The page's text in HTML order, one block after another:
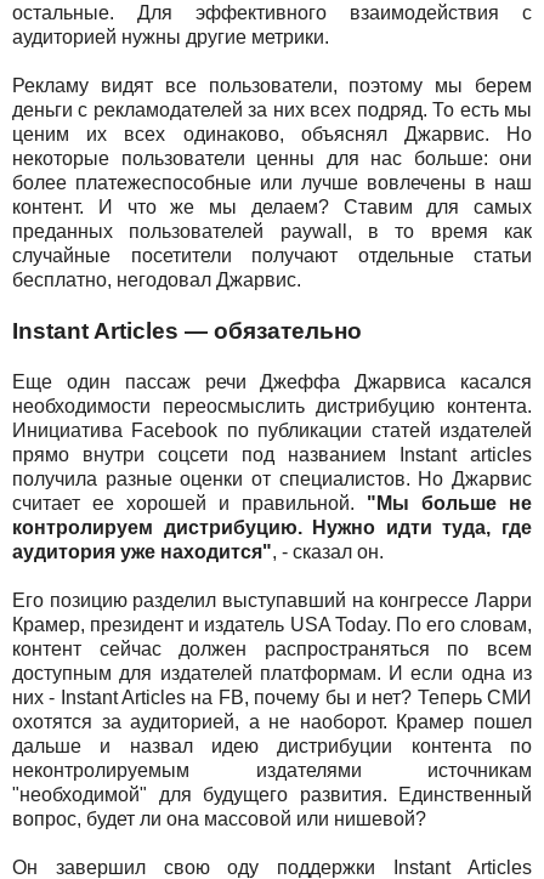
остальные. Для эффективного взаимодействия с
аудиторией нужны другие метрики.
Рекламу видят все пользователи, поэтому мы берем
деньги с рекламодателей за них всех подряд. То есть мы
ценим их всех одинаково, объяснял Джарвис. Но
некоторые пользователи ценны для нас больше: они
более платежеспособные или лучше вовлечены в наш
контент. И что же мы делаем? Ставим для самых
преданных пользователей paywall, в то время как
случайные посетители получают отдельные статьи
бесплатно, негодовал Джарвис.
Instant Articles — обязательно
Еще один пассаж речи Джеффа Джарвиса касался
необходимости переосмыслить дистрибуцию контента.
Инициатива Facebook по публикации статей издателей
прямо внутри соцсети под названием Instant articles
получила разные оценки от специалистов. Но Джарвис
считает ее хорошей и правильной. "Мы больше не
контролируем дистрибуцию. Нужно идти туда, где
аудитория уже находится", - сказал он.
Его позицию разделил выступавший на конгрессе Ларри
Крамер, президент и издатель USA Today. По его словам,
контент сейчас должен распространяться по всем
доступным для издателей платформам. И если одна из
них - Instant Articles на FB, почему бы и нет? Теперь СМИ
охотятся за аудиторией, а не наоборот. Крамер пошел
дальше и назвал идею дистрибуции контента по
неконтролируемым издателями источникам
"необходимой" для будущего развития. Единственный
вопрос, будет ли она массовой или нишевой?
Он завершил свою оду поддержки Instant Articles